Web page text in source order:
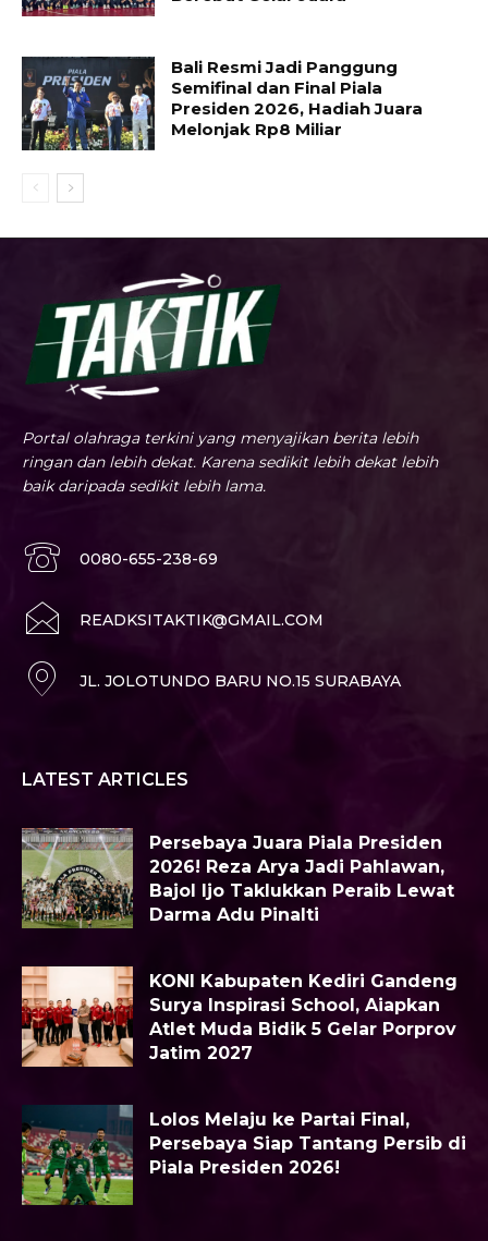
Bali Resmi Jadi Panggung
Semifinal dan Final Piala
Presiden 2026, Hadiah Juara
Melonjak Rp8 Miliar
Portal olahraga terkini yang menyajikan berita lebih
ringan dan lebih dekat. Karena sedikit lebih dekat lebih
baik daripada sedikit lebih lama.
0080-655-238-69
READKSITAKTIK@GMAIL.COM
JL. JOLOTUNDO BARU NO.15 SURABAYA
LATEST ARTICLES
Persebaya Juara Piala Presiden
2026! Reza Arya Jadi Pahlawan,
Bajol Ijo Taklukkan Peraib Lewat
Darma Adu Pinalti
KONI Kabupaten Kediri Gandeng
Surya Inspirasi School, Aiapkan
Atlet Muda Bidik 5 Gelar Porprov
Jatim 2027
Lolos Melaju ke Partai Final,
Persebaya Siap Tantang Persib di
Piala Presiden 2026!